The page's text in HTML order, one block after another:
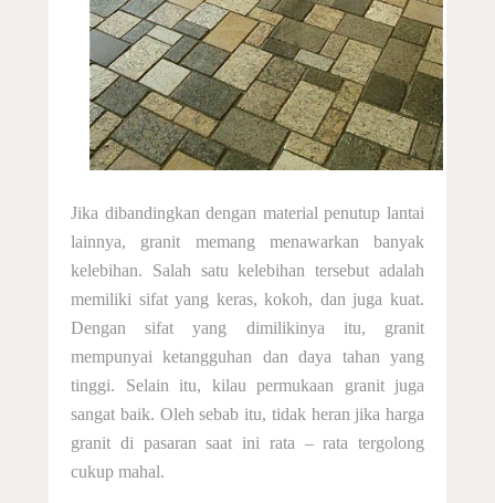
Tipe Batu Granit
Memilih Lantai Granit
Granit Teras
Jika dibandingkan dengan material penutup lantai
lainnya, granit memang menawarkan banyak
kelebihan. Salah satu kelebihan tersebut adalah
memiliki sifat yang keras, kokoh, dan juga kuat.
Dengan sifat yang dimilikinya itu, granit
mempunyai ketangguhan dan daya tahan yang
tinggi. Selain itu, kilau permukaan granit juga
sangat baik. Oleh sebab itu, tidak heran jika harga
granit di pasaran saat ini rata – rata tergolong
cukup mahal.